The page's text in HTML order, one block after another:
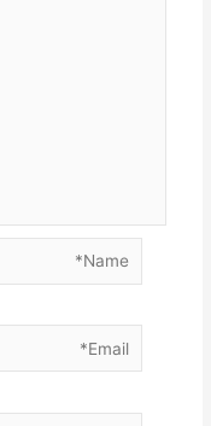
Email*